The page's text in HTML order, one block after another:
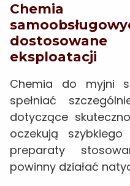
eksploatacji
Chemia do myjni
spełniać
dotyczące
oczekują
preparaty
powinny działać